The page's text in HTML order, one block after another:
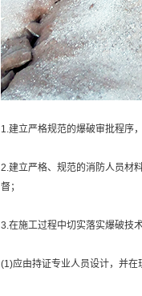
1.建立严格规范的爆破审批程序
2.建立严格、规范的消防人员材
督；
3.在施工过程中切实落实爆破技
(1)应由持证专业人员设计，并在